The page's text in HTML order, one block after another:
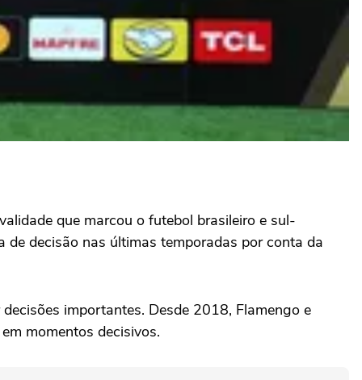
que marcou o futebol brasileiro e sul-
decisão nas últimas temporadas por conta da
importantes. Desde 2018, Flamengo e
momentos decisivos.